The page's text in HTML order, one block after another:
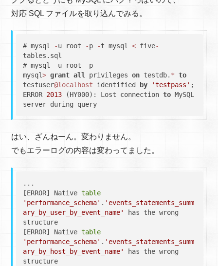
対応 SQL ファイルを取り込んでみる。
# mysql -u root -p -t mysql < five-
tables.sql
# mysql
-u root -p
mysql> grant all privileges on testdb. * to
testuser@localhost identified by 'testpass' ;
ERROR 2013 (HY000): Lost connection to MySQL
server during query
はい、ざんねーん。変わりません。
でもエラーログの内容は変わってました。
...
[ERROR] Native table
'performance_schema' . 'events_statements_summ
ary_by_user_by_event_name'
has the wrong
structure
[ERROR] Native table
'performance_schema' . 'events_statements_summ
ary_by_host_by_event_name'
has the wrong
structure